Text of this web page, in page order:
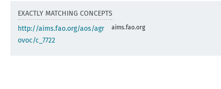
EXACTLY MATCHING CONCEPTS
http://aims.fao.org/aos/agr
ovoc/c_7722
aims.fao.org